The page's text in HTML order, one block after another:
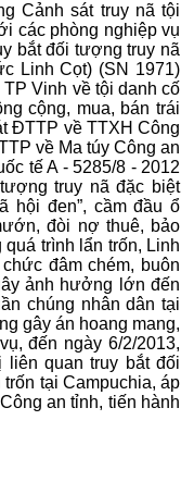
Cảnh sát truy nã tội
các phòng nghiệp vụ
bắt đối tượng truy nã
Linh Cọt) (SN 1971)
Vinh về tội danh cố
cộng, mua, bán trái
ĐTTP về TTXH Công
về Ma túy Công an
tế A - 5285/8 - 2012
truy nã đặc biệt
hội đen”, cầm đầu ổ
đòi nợ thuê, bảo
quá trình lẩn trốn, Linh
đâm chém, buôn
ảnh hưởng lớn đến
chúng nhân dân tại
gây án hoang mang,
đến ngày 6/2/2013,
quan truy bắt đối
tại Campuchia, áp
an tỉnh, tiến hành